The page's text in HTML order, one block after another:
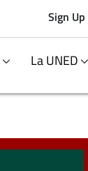
Sign Up
La UNED